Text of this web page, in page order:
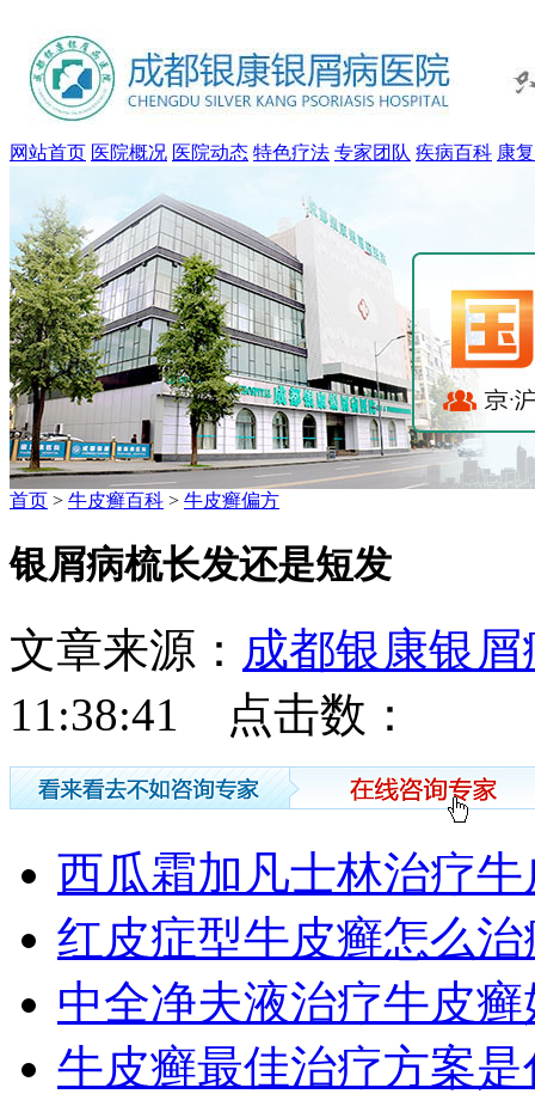
网站首页 医院概况 医院动态 特色疗法 专家团队 疾病百科 康
首页 > 牛皮癣百科 > 牛皮癣偏方
银屑病梳长发还是短发
文章来源： 成都银康银
11:38:41 点击数：
西瓜霜加凡士林治疗
红皮症型牛皮癣怎么
中全净夫液治疗牛皮癣
牛皮癣最佳治疗方案是